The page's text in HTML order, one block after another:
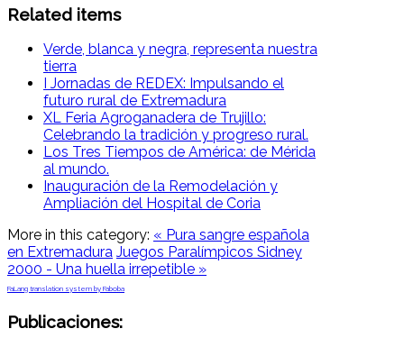
Related items
Verde, blanca y negra, representa nuestra
tierra
I Jornadas de REDEX: Impulsando el
futuro rural de Extremadura
XL Feria Agroganadera de Trujillo:
Celebrando la tradición y progreso rural.
Los Tres Tiempos de América: de Mérida
al mundo.
Inauguración de la Remodelación y
Ampliación del Hospital de Coria
More in this category: « Pura sangre española
en Extremadura Juegos Paralímpicos Sidney
2000 - Una huella irrepetible »
FaLang translation system by Faboba
Publicaciones: